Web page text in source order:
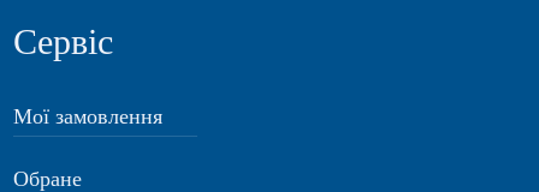
Сервіс
Мої замовлення
Обране